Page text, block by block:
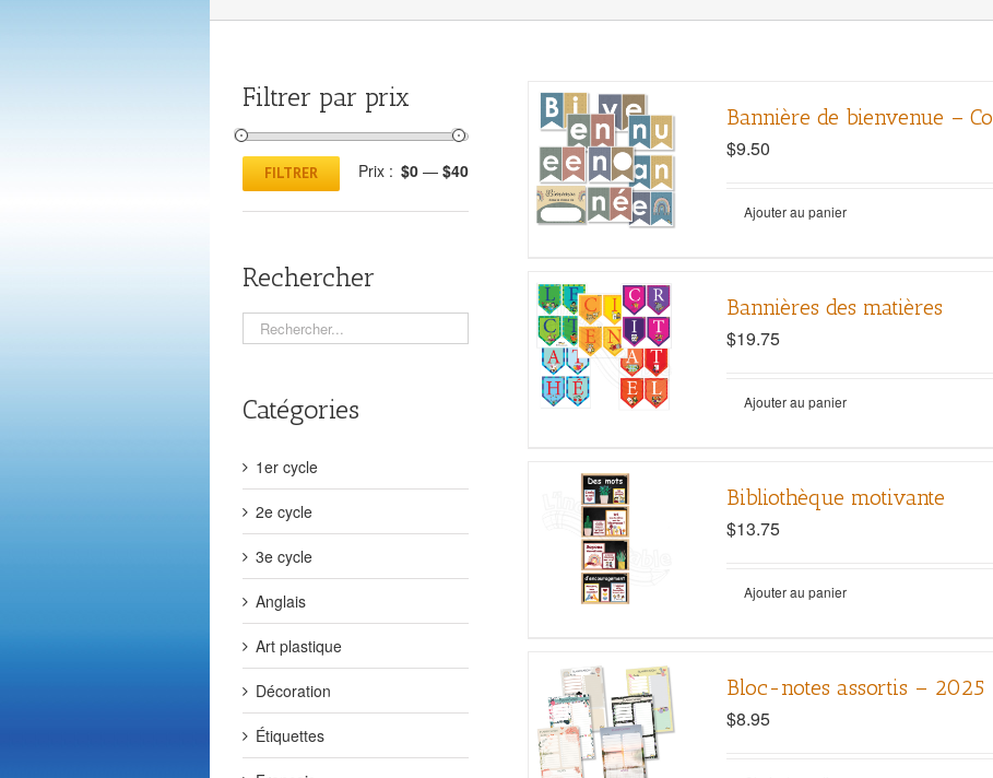
Bannière de bienvenue –
$9.50
Ajouter au panier
Bannières des matières
$19.75
Ajouter au panier
Bibliothèque motivante
$13.75
Ajouter au panier
Bloc-notes assortis – 2025
$8.95
Filtrer par prix
FILTRER Prix : $0 — $40
Rechercher
Catégories
1er cycle
2e cycle
3e cycle
Anglais
Art plastique
Décoration
Étiquettes